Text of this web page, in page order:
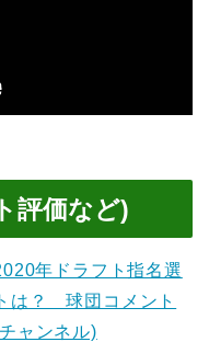
評価など)
年ドラフト指名選
は？ 球団コメント
ャンネル)